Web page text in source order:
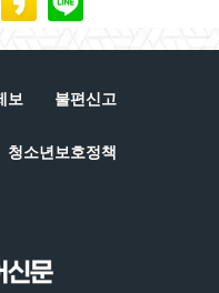
보 불편신고
청소년보호정책